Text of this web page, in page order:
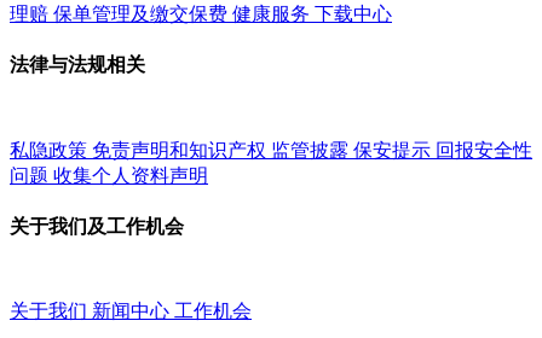
理赔 保单管理及缴交保费 健康服务 下载中心
法律与法规相关
私隐政策 免责声明和知识产权 监管披露 保安提示 回报安全性
问题 收集个人资料声明
关于我们及工作机会
关于我们 新闻中心 工作机会